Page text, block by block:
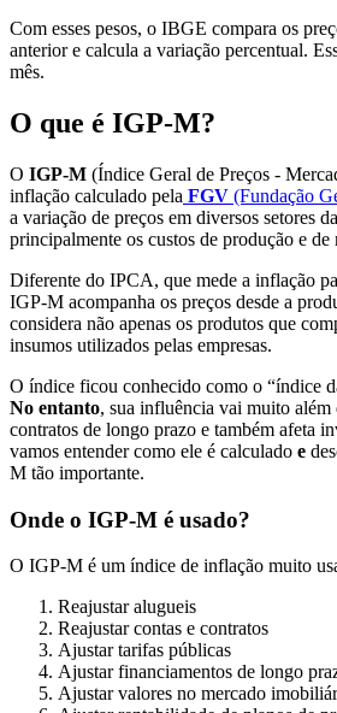
Com esses pesos, o IBGE compara os
anterior e calcula a variação percentual.
mês.
O que é IGP-M?
O IGP-M (Índice Geral de Preços -
inflação calculado pela FGV (Fundação
a variação de preços em diversos setores
principalmente os custos de produção e de
Diferente do IPCA, que mede a inflação
IGP-M acompanha os preços desde a
considera não apenas os produtos que
insumos utilizados pelas empresas.
O índice ficou conhecido como o “índice
No entanto, sua influência vai muito além
contratos de longo prazo e também afeta
vamos entender como ele é calculado e
M tão importante.
Onde o IGP-M é usado?
O IGP-M é um índice de inflação muito
Reajustar alugueis
Reajustar contas e contratos
Ajustar tarifas públicas
Ajustar financiamentos de longo
Ajustar valores no mercado